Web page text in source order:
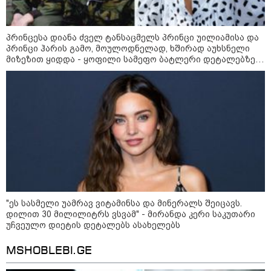
რამ გამოიწვია საქართველოს
ელექტროენერგეტიკული სისტემის სრული
გათიშვა - რას ამბობს სემეკ-ის წევრი
21:38 / 06-08-2026
"ჩვენთვის ეს ეგზოტიკაა, ჩვენს
შალვა ალავერდაშვილი
პრინცესა დიანა ძველ ტანსაცმელს პრინცი უილიამისა და
პრინცი ჰარის გამო, მოულოდნელად, ხშირად აუხსნელი
მიზეზით ყიდდა - ყოფილი სამეფო ბატლერი დეტალებზე
საკუთარ წიგნში საუბრობს
"ეს სასმელი უამრავ ვიტამინსა და მინერალს შეიცავს.
დილით 30 მილილიტრს ვსვამ" - მირანდა კერი საკუთარი
უჩვეულო დიეტის დეტალებს ასახელებს
MSHOBLEBI.GE